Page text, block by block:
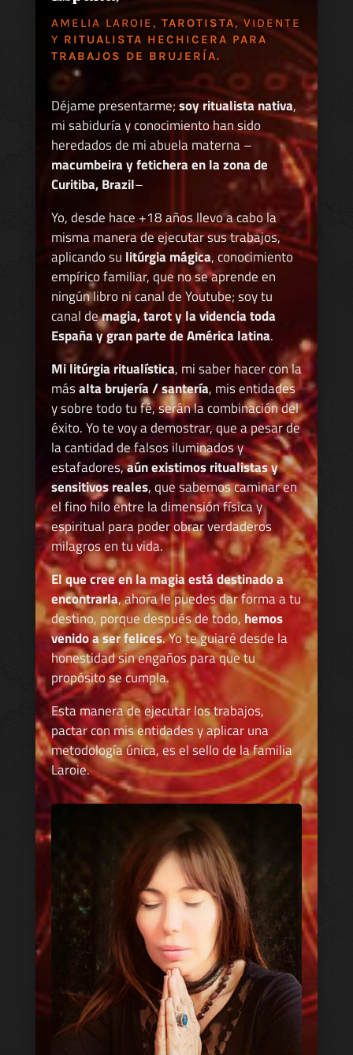
AMELIA LAROIE, TAROTISTA, VIDENTE
Y RITUALISTA HECHICERA PARA
TRABAJOS DE BRUJERÍA.
Déjame presentarme;soy ritualista nativa,
mi sabiduría y conocimiento han sido
heredados de mi abuela materna –
macumbeira y fetichera en la zona de
Curitiba, Brazil–
Yo, desde hace +18 años llevo a cabo la
misma manera de ejecutar sus trabajos,
aplicando su litúrgia mágica, conocimiento
empírico familiar, que no se aprende en
ningún libro ni canal de Youtube; soy tu
canal demagia, tarot y la videncia toda
España y gran parte de América latina.
Mi litúrgia ritualística, mi saber hacer con la
másalta brujería / santería, mis entidades
y sobre todo tu fé, serán la combinación del
éxito. Yo te voy a demostrar, que a pesar de
la cantidad de falsos iluminados y
estafadores,aún existimos ritualistas y
sensitivos reales, que sabemos caminar en
el fino hilo entre la dimensión física y
espiritual para poder obrar verdaderos
milagros en tu vida.
El que cree en la magia está destinado a
encontrarla, ahora le puedes dar forma a tu
destino, porque después de todo, hemos
venido a ser felices. Yo te guiaré desde la
honestidad sin engaños para que tu
propósito se cumpla.
Esta manera de ejecutar los trabajos,
pactar con mis entidades y aplicar una
metodología única, es el sello de la familia
Laroie.